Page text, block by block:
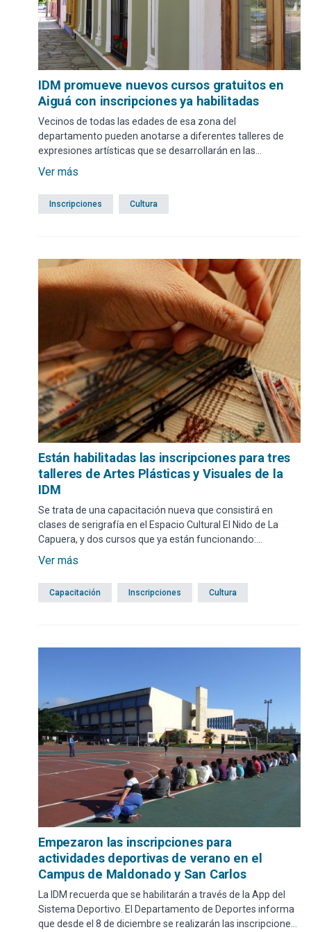
IDM promueve nuevos cursos gratuitos en
Aiguá con inscripciones ya habilitadas
Vecinos de todas las edades de esa zona del
departamento pueden anotarse a diferentes talleres de
expresiones artísticas que se desarrollarán en las
instalaciones de la Casa de la Cultura y también del teatro
junio.
Ver más
Inscripciones Cultura
Están habilitadas las inscripciones para tres
talleres de Artes Plásticas y Visuales de la
IDM
Se trata de una capacitación nueva que consistirá en
clases de serigrafía en el Espacio Cultural El Nido de La
Capuera, y dos cursos que ya están funcionando:
introducción al telar indígena y técnicas mixtas en el
taller de expresión artística en la Biblioteca Kennedy
Cultura Feliz (Maldonado).
Ver más
Capacitación Inscripciones Cultura
Empezaron las inscripciones para
actividades deportivas de verano en el
Campus de Maldonado y San Carlos
La IDM recuerda que se habilitarán a través de la App del
Sistema Deportivo. El Departamento de Deportes informa
que desde el 8 de diciembre se realizarán las inscripciones